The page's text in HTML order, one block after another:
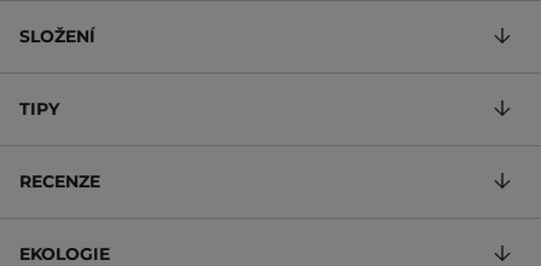
SLOŽENÍ
TIPY
RECENZE
EKOLOGIE